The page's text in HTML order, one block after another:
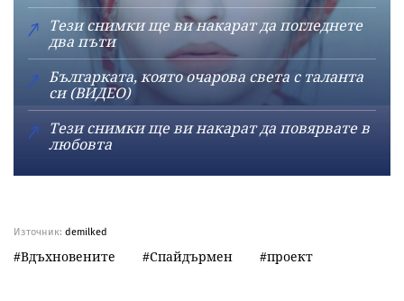
Тези снимки ще ви накарат да погледнете
два пъти
Българката, която очарова света с таланта
си (ВИДЕО)
Тези снимки ще ви накарат да повярвате в
любовта
Източник: demilked
Вдъхновените Спайдърмен проект